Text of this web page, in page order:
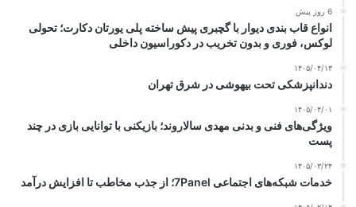
6 روز پیش
انواع قاب بندی دیوار با گچبری پیش ساخته پلی یورتان دکارت؛ تحولی
لوکس، فوری و بدون تخریب در دکوراسیون داخلی
۱۴۰۵/۰۴/۱۳
دندانپزشکی تحت بیهوشی در شرق تهران
۱۴۰۵/۰۴/۰۱
ویژگی‌های فنی و بدنی مهدی سالاروند؛ بازیکنی با توانایی بازی در چند
پست
۱۴۰۵/۰۳/۲۴
خدمات شبکه‌های اجتماعی 7Panel؛ از جذب مخاطب تا افزایش درآمد